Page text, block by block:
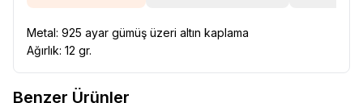
Metal: 925 ayar gümüş üzeri altın kaplama
Ağırlık: 12 gr.
Benzer Ürünler